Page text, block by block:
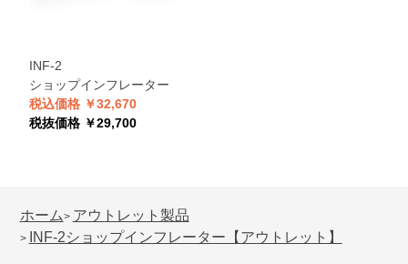
INF-2
ショップインフレーター
税込価格 ￥32,670
税抜価格 ￥29,700
ホーム> アウトレット製品
> INF-2ショップインフレーター【アウトレット】